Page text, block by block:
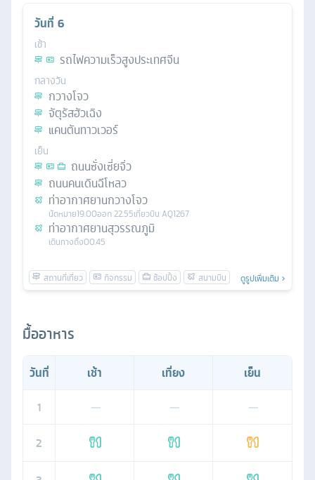
วันที่ 6
เช้า
รถไฟความเร็วสูงประเทศจีน
กลางวัน
กวางโจว
จัตุรัสฮัวเฉิง
แคนตันทาวเวอร์
เย็น
ถนนซั่งเซี่ยจิ่ว
ถนนคนเดินฉีโหลว
ท่าอากาศยานกวางโจว
นัดหมาย19.00ออก22.55เที่ยวบิน AQ1267
ท่าอากาศยานสุวรรณภูมิ
เดินทางถึง00.45
ดูรูปเพิ่มเติม
มื้ออาหาร
วันที่ เช้า เที่ยง
เย็น
1
— —
—
2